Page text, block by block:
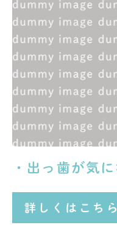
・出っ歯が気に
詳しくはこちら